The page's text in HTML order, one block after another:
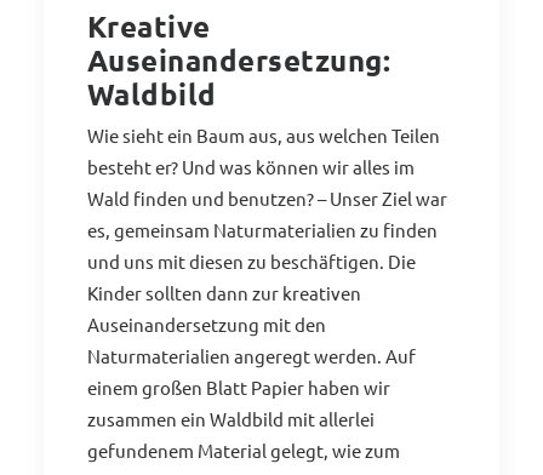
Kreative
Auseinandersetzung:
Waldbild
Wie sieht ein Baum aus, aus welchen Teilen
besteht er? Und was können wir alles im
Wald finden und benutzen? – Unser Ziel war
es, gemeinsam Naturmaterialien zu finden
und uns mit diesen zu beschäftigen. Die
Kinder sollten dann zur kreativen
Auseinandersetzung mit den
Naturmaterialien angeregt werden. Auf
einem großen Blatt Papier haben wir
zusammen ein Waldbild mit allerlei
gefundenem Material gelegt, wie zum